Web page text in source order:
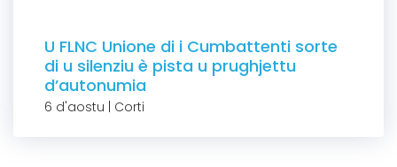
U FLNC Unione di i Cumbattenti sorte
di u silenziu è pista u prughjettu
d’autonumia
6 d'aostu | Corti